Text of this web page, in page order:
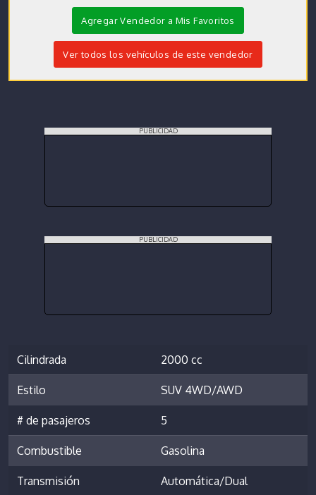
Agregar Vendedor a Mis Favoritos
Ver todos los vehículos de este vendedor
PUBLICIDAD
PUBLICIDAD
Cilindrada 2000 cc
Estilo SUV 4WD/AWD
# de pasajeros 5
Combustible Gasolina
Transmisión Automática/Dual